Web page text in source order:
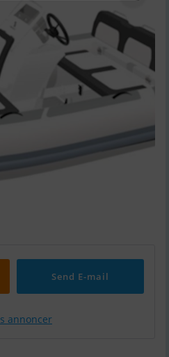
Send E-mail
annoncer